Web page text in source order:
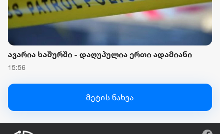
ავარია ხაშურში - დაღუპულია ერთი ადამიანი
15:56
მეტის ნახვა